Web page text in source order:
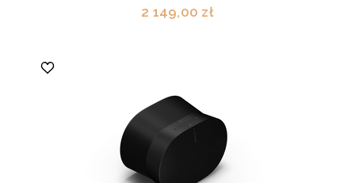
2 149,00 zł